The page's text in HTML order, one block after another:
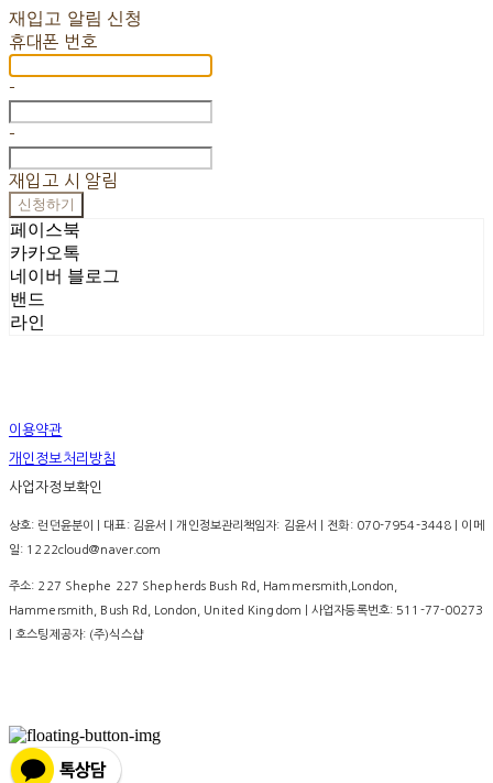
재입고 알림 신청
휴대폰 번호
-
-
재입고 시 알림
신청하기
페이스북
카카오톡
네이버 블로그
밴드
라인
이용약관
개인정보처리방침
사업자정보확인
상호: 런던윤분이 | 대표: 김윤서 | 개인정보관리책임자: 김윤서 | 전화: 070-7954-3448 | 이메
일: 1222cloud@naver.com
주소: 227 Shephe 227 Shepherds Bush Rd, Hammersmith,London,
Hammersmith, Bush Rd, London, United Kingdom | 사업자등록번호: 511-77-00273
| 호스팅제공자: (주)식스샵